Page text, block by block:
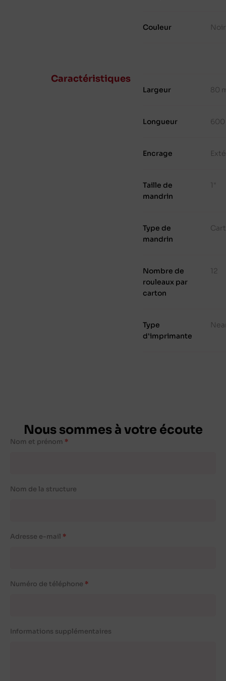
Couleur Noir
Caractéristiques
Largeur 80
Longueur 600
Encrage
Taille de
mandrin
1"
Type de
mandrin
Nombre de
rouleaux par
carton
12
Type
d'imprimante
Nous sommes à votre écoute
Nom et prénom
Nom de la structure
Adresse e-mail
Numéro de téléphone
Informations supplémentaires